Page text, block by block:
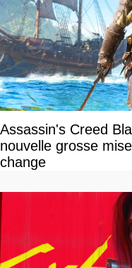
Assassin's Creed
nouvelle grosse
change